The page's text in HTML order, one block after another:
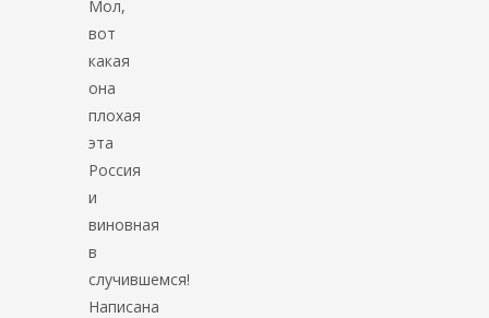
Мол,
вот
какая
она
плохая
эта
Россия
и
виновная
в
случившемся!
Написана